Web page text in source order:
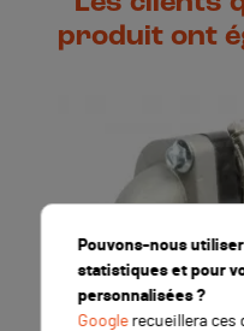
produit ont
Pouvons-nous
statistiques et pour
personnalisées ?
Googlerecueillera ces